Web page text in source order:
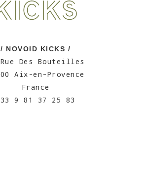
/ NOVOID KICKS /
Des Bouteilles
Aix-en-Provence
France
9 81 37 25 83